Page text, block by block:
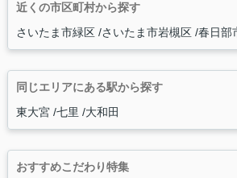
近くの市区町村から探す
さいたま市緑区 さいたま市岩槻区 春日部
同じエリアにある駅から探す
東大宮 七里 大和田
おすすめこだわり特集